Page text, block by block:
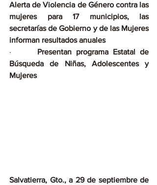
Alerta de Violencia de Género contra las
mujeres para 17 municipios, las
secretarías de Gobierno y de las Mujeres
informan resultados anuales
· Presentan programa Estatal de
Búsqueda de Niñas, Adolescentes y
Mujeres
Salvatierra, Gto., a 29 de septiembre de